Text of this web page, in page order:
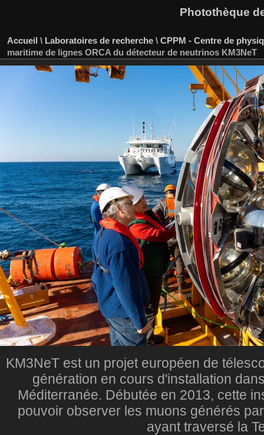
Photothèque
Accueil \ Laboratoires de recherche \ CPPM - Centre de
maritime de lignes ORCA du détecteur de neutrinos KM3NeT
KM3NeT est un projet européen de
génération en cours d'installation
Méditerranée. Débutée en 2013, cette
pouvoir observer les muons générés
ayant traversé la